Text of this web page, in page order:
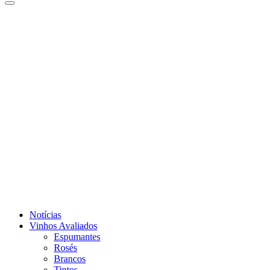
Notícias
Vinhos Avaliados
Espumantes
Rosés
Brancos